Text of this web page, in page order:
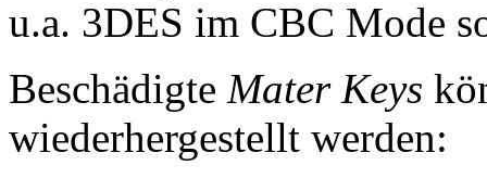
u.a. 3DES im CBC Mode
Beschädigte Mater Keys
wiederhergestellt werden: